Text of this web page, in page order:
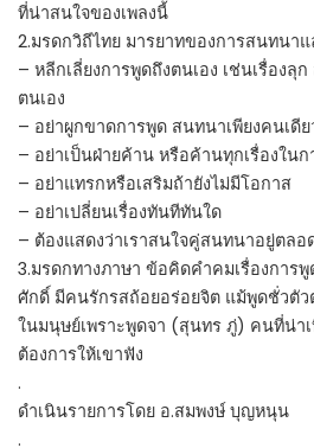
ที่น่าสนใจของเพลงนี้
2.มรดกวิถีไทย มารยาทของการสนทนา
– หลีกเลี่ยงการพูดถึงตนเอง เช่นเรื่องลุ
ตนเอง
– อย่าผูกขาดการพูด สนทนาเพียงคนเดีย
– อย่าเป็นฝ่ายค้าน หรือค้านทุกเรื่องใน
– อย่าแทรกหรือเสริมถ้ายังไม่มีโอกาส
– อย่าเปลี่ยนเรื่องทันทีทันใด
– ต้องแสดงว่าเราสนใจคู่สนทนาอยู่ตลอ
3.มรดกทางภาษา ข้อคิดคำคมเรื่องการ
ศักดิ์ มีคนรักรสถ้อยอร่อยจิต แม้พูดชั่วตั
ในมนุษย์เพราะพูดจา (สุนทร ภู่) คนที่น่า
ต้องการให้เขาฟัง
.
ดำเนินรายการโดย อ.สมพงษ์ บุญหนุน
.